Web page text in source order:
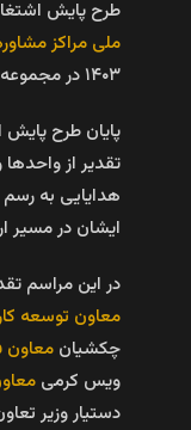
طرح پایش اشتغال کشور
ملی مراکز
۱۴۰۳ در مجموعه فرهنگی ورزشی تلاش برگزار گردید.
تقدیر از
هدایایی به
ایشان در مسیر
در این مراسم
معاون توسعه
چکشیان معاون
ویس کرمی
دستیار وزیر